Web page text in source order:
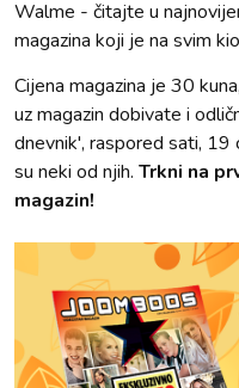
Walme - čitajte u
magazina koji je na svim
Cijena magazina je 30
uz magazin dobivate i
dnevnik', raspored sati,
su neki od njih. Trkni na
magazin!